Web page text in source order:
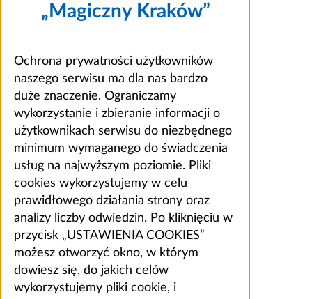
„Magiczny Kraków”
Ochrona prywatności użytkowników
naszego serwisu ma dla nas bardzo
duże znaczenie. Ograniczamy
wykorzystanie i zbieranie informacji o
użytkownikach serwisu do niezbędnego
minimum wymaganego do świadczenia
usług na najwyższym poziomie. Pliki
cookies wykorzystujemy w celu
prawidłowego działania strony oraz
analizy liczby odwiedzin. Po kliknięciu w
przycisk „USTAWIENIA COOKIES”
możesz otworzyć okno, w którym
dowiesz się, do jakich celów
wykorzystujemy pliki cookie, i